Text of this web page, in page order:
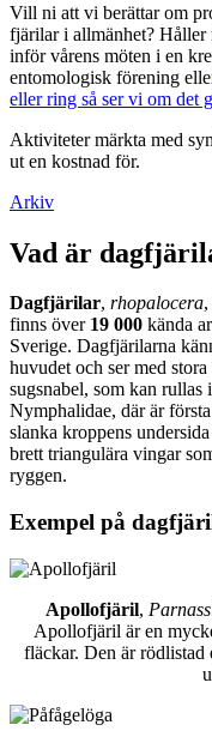
Vill ni att vi berättar om
fjärilar i allmänhet? Håller
inför vårens möten i en
entomologisk förening
eller ring så ser vi om det
Aktiviteter märkta med
ut en kostnad för.
Arkiv
Vad är
Dagfjärilar, rhopalocera
finns över 19 000 kända
Sverige. Dagfjärilarna
huvudet och ser med
sugsnabel, som kan
Nymphalidae, där är
slanka kroppens
brett triangulära vingar
ryggen.
Exempel på
Apollofjäril,
Apollofjäril är en
fläckar. Den är rödlistad